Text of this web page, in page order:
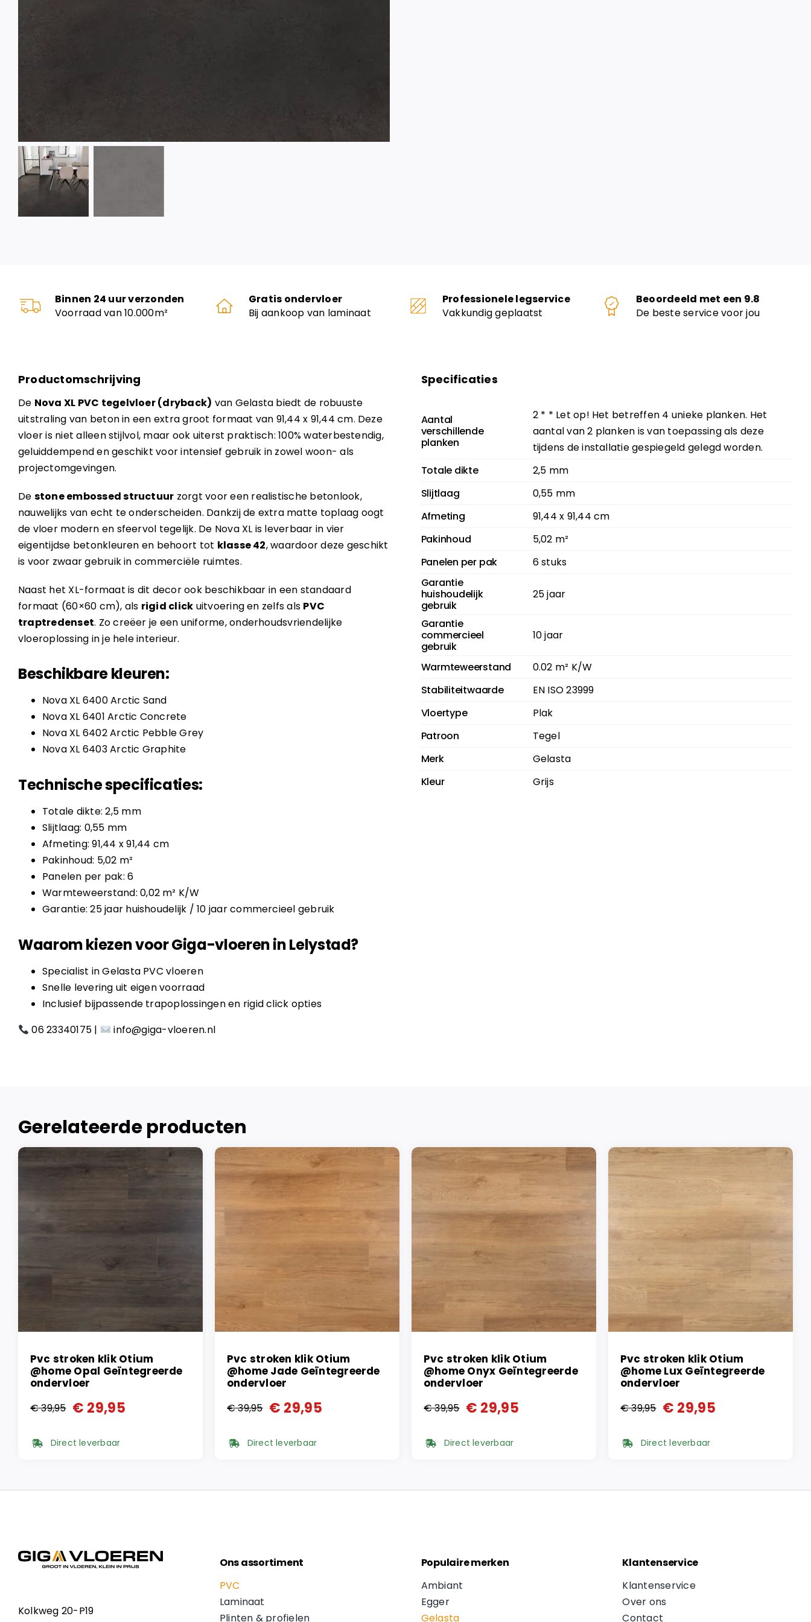
Binnen 24 uur verzonden
Voorraad van 10.000m²
Gratis ondervloer
Bij aankoop van laminaat
Professionele legservice
Vakkundig geplaatst
Beoordeeld met een 9.8
De beste service voor jou
Productomschrijving
De Nova XL PVC tegelvloer (dryback) van Gelasta biedt de robuuste
uitstraling van beton in een extra groot formaat van 91,44 x 91,44 cm. Deze
vloer is niet alleen stijlvol, maar ook uiterst praktisch: 100% waterbestendig,
geluiddempend en geschikt voor intensief gebruik in zowel woon- als
projectomgevingen.
De stone embossed structuur zorgt voor een realistische betonlook,
nauwelijks van echt te onderscheiden. Dankzij de extra matte toplaag oogt
de vloer modern en sfeervol tegelijk. De Nova XL is leverbaar in vier
eigentijdse betonkleuren en behoort tot klasse 42, waardoor deze geschikt
is voor zwaar gebruik in commerciële ruimtes.
Naast het XL-formaat is dit decor ook beschikbaar in een standaard
formaat (60×60 cm), als rigid click uitvoering en zelfs als PVC
traptredenset. Zo creëer je een uniforme, onderhoudsvriendelijke
vloeroplossing in je hele interieur.
Beschikbare kleuren:
Nova XL 6400 Arctic Sand
Nova XL 6401 Arctic Concrete
Nova XL 6402 Arctic Pebble Grey
Nova XL 6403 Arctic Graphite
Technische specificaties:
Totale dikte: 2,5 mm
Slijtlaag: 0,55 mm
Afmeting: 91,44 x 91,44 cm
Pakinhoud: 5,02 m²
Panelen per pak: 6
Warmteweerstand: 0,02 m² K/W
Garantie: 25 jaar huishoudelijk / 10 jaar commercieel gebruik
Waarom kiezen voor Giga-vloeren in Lelystad?
Specialist in Gelasta PVC vloeren
Snelle levering uit eigen voorraad
Inclusief bijpassende trapoplossingen en rigid click opties
06 23340175 | info@giga-vloeren.nl
Specificaties
Aantal
verschillende
planken
2 * * Let op! Het betreffen 4 unieke planken. Het
aantal van 2 planken is van toepassing als deze
tijdens de installatie gespiegeld gelegd worden.
Totale dikte
2,5 mm
Slijtlaag
0,55 mm
Afmeting
91,44 x 91,44 cm
Pakinhoud
5,02 m²
Panelen per pak
6 stuks
Garantie
huishoudelijk
gebruik
25 jaar
Garantie
commercieel
gebruik
10 jaar
Warmteweerstand
0.02 m² K/W
Stabiliteitwaarde
EN ISO 23999
Vloertype
Plak
Patroon
Tegel
Merk
Gelasta
Kleur
Grijs
Gerelateerde producten
Pvc stroken klik Otium
@home Opal Geïntegreerde
ondervloer
€39,95
Oorspronkelijke
prijs
€ 29,95
Huidige
prijsDirect leverbaar
Pvc stroken klik Otium
@home Jade Geïntegreerde
ondervloer
€39,95
Oorspronkelijke
prijs
€ 29,95
Huidige
prijsDirect leverbaar
Pvc stroken klik Otium
@home Onyx Geïntegreerde
ondervloer
€39,95
Oorspronkelijke
prijs
€ 29,95
Huidige
prijsDirect leverbaar
Pvc stroken klik Otium
@home Lux Geïntegreerde
ondervloer
€39,95
Oorspronkelijke
prijs
€ 29,95
Huidige
prijsDirect leverbaar
Kolkweg 20-P19
Ons assortiment
PVC
Laminaat
Plinten & profielen
Populaire merken
Ambiant
Egger
Gelasta
Klantenservice
Klantenservice
Over ons
Contact